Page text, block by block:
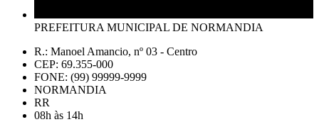
PREFEITURA MUNICIPAL DE NORMANDIA
R.: Manoel Amancio, nº 03 - Centro
CEP: 69.355-000
FONE: (99) 99999-9999
NORMANDIA
RR
08h às 14h